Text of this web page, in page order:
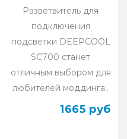
Разветвитель для
подключения
подсветки DEEPCOOL
SC700 станет
отличным выбором для
любителей моддинга..
1665 руб